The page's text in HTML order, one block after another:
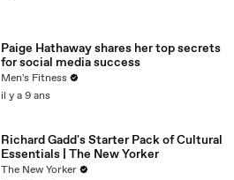
Paige Hathaway shares her top secrets
for social media success
Men's Fitness
il y a 9 ans
Richard Gadd's Starter Pack of Cultural
Essentials | The New Yorker
The New Yorker